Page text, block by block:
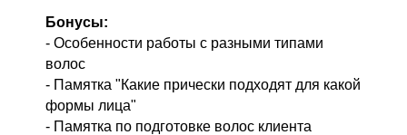
Бонусы:
- Особенности работы с разными типами
волос
- Памятка "Какие прически подходят для какой
формы лица"
- Памятка по подготовке волос клиента